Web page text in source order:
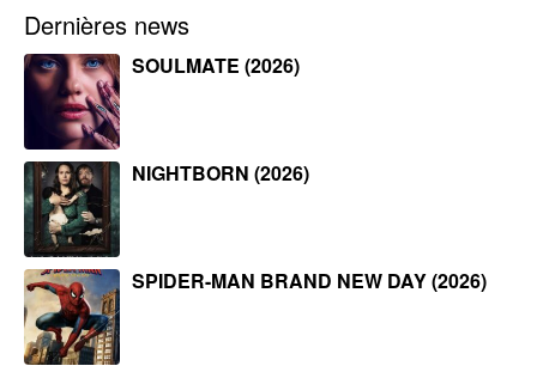
Dernières news
SOULMATE (2026)
NIGHTBORN (2026)
SPIDER-MAN BRAND NEW DAY (2026)